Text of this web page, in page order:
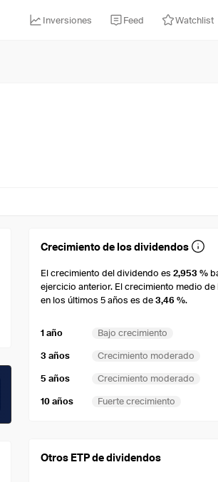
Inversiones Feed Watchlist
Crecimiento de los dividendos
El crecimiento del dividendo es2,953 %
ejercicio anterior. El crecimiento medio
en los últimos 5 años es de3,46 %.
1 año Bajo crecimiento
3 años Crecimiento moderado
5 años Crecimiento moderado
10 años Fuerte crecimiento
Otros ETP de dividendos